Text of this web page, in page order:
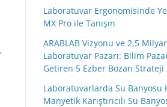
,
Laboratuvar Ergonomisinde
MX Pro ile Tanışın
ARABLAB Vizyonu ve 2,5
Laboratuvar Pazarı: Bilim
Getiren 5 Ezber Bozan Strateji
Laboratuvarlarda Su Banyosu
Manyetik Karıştırıcılı Su